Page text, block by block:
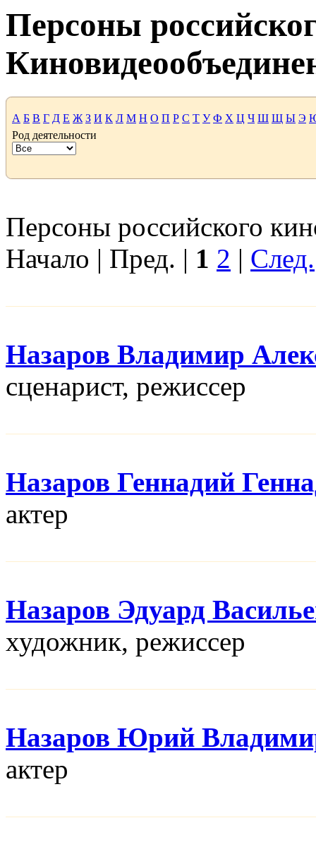
Персоны
А Б В Г Д Е Ж З И К Л М Н О П Р С Т У Ф Х Ц Ч Ш Щ Ы Э
Род деятельности
Персоны российского
Начало | Пред. | 1 2 | След.
Назаров Владимир
сценарист, режисcер
Назаров Геннадий
актер
Назаров Эдуард
художник, режисcер
Назаров Юрий
актер